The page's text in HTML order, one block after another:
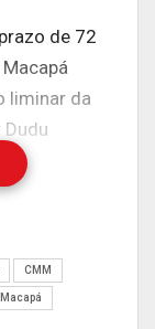
de 72
liminar da
da
Urbano
Cível e de
CMM